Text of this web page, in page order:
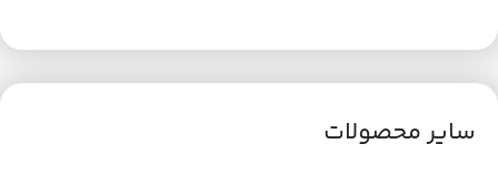
سایر محصولات